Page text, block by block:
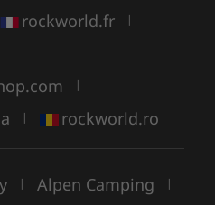
rockworld.fr |
|
| rockworld.ro
| Alpen Camping |